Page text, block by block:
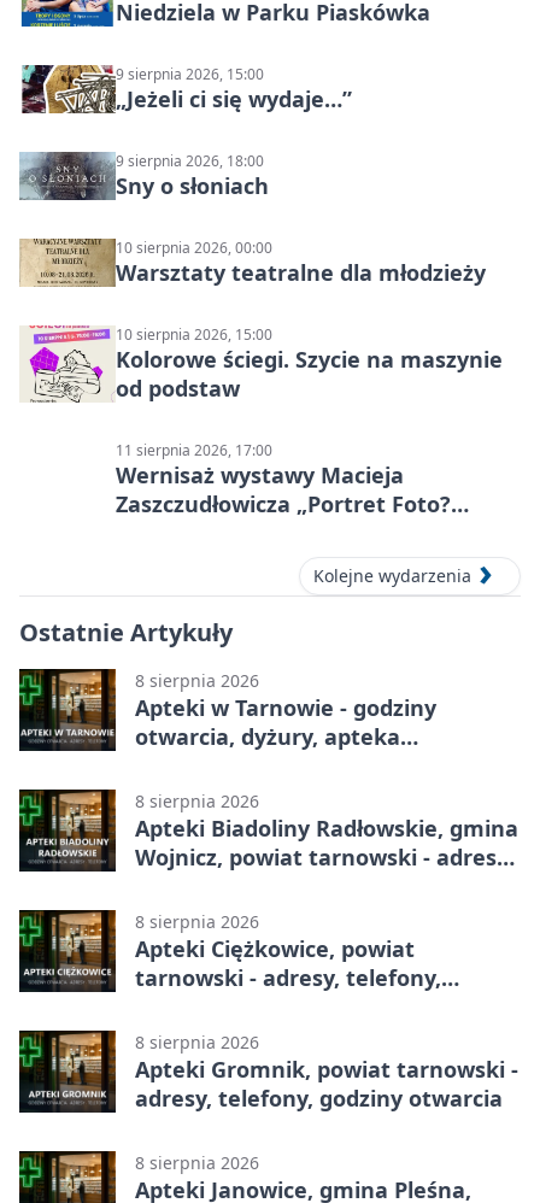
Niedziela w Parku Piaskówka
9 sierpnia 2026, 15:00
„Jeżeli ci się wydaje…”
9 sierpnia 2026, 18:00
Sny o słoniach
10 sierpnia 2026, 00:00
Warsztaty teatralne dla młodzieży
10 sierpnia 2026, 15:00
Kolorowe ściegi. Szycie na maszynie
od podstaw
11 sierpnia 2026, 17:00
Wernisaż wystawy Macieja
Zaszczudłowicza „Portret Foto?
Kolejne wydarzenia
Ostatnie Artykuły
8 sierpnia 2026
Apteki w Tarnowie - godziny
otwarcia, dyżury, apteka
8 sierpnia 2026
Apteki Biadoliny Radłowskie, gmina
Wojnicz, powiat tarnowski - adresy,
8 sierpnia 2026
Apteki Ciężkowice, powiat
tarnowski - adresy, telefony,
8 sierpnia 2026
Apteki Gromnik, powiat tarnowski -
adresy, telefony, godziny otwarcia
8 sierpnia 2026
Apteki Janowice, gmina Pleśna,